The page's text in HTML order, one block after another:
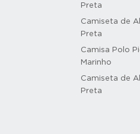
Preta
Camiseta de
Preta
Camisa Polo
Marinho
Camiseta de
Preta